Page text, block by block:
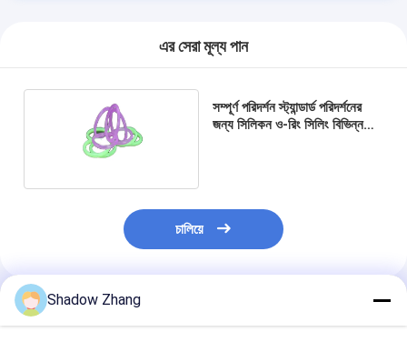
এর সেরা মূল্য পান
সম্পূর্ণ পরিদর্শন স্ট্যান্ডার্ড পরিদর্শনের
জন্য সিলিকন ও-রিং সিলিং বিভিন্ন
চালিয়ে
প্রস্তাবিত পণ্য
Shadow Zhang